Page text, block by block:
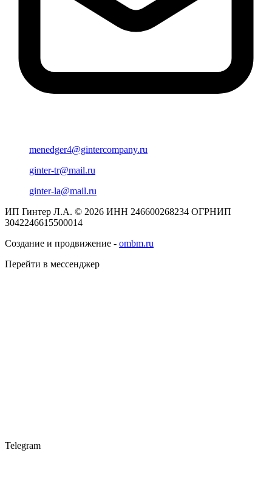
menedger4@gintercompany.ru
ginter-tr@mail.ru
ginter-la@mail.ru
ИП Гинтер Л.А. © 2026 ИНН 246600268234 ОГРНИП
3042246615500014
Создание и продвижение - ombm.ru
Перейти в мессенджер
Telegram